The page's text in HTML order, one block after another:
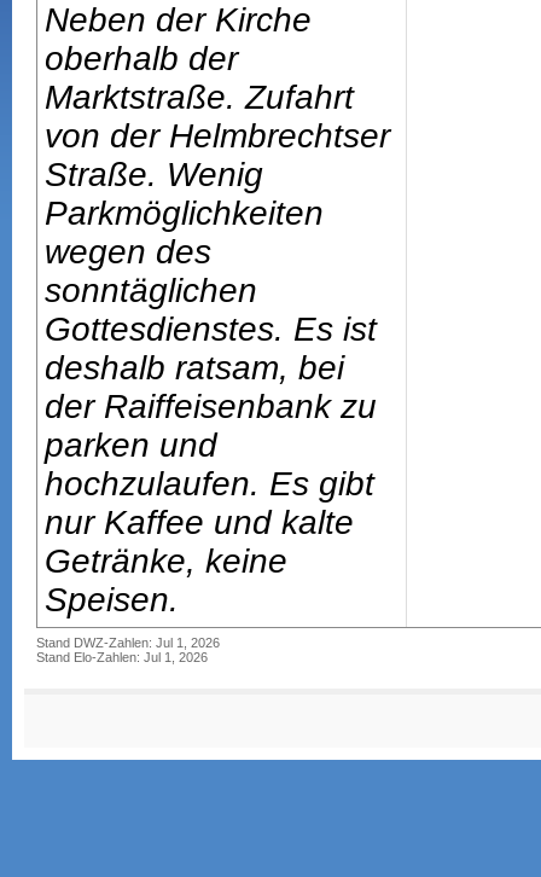
Neben der Kirche
oberhalb der
Marktstraße. Zufahrt
von der Helmbrechtser
Straße. Wenig
Parkmöglichkeiten
wegen des
sonntäglichen
Gottesdienstes. Es ist
deshalb ratsam, bei
der Raiffeisenbank zu
parken und
hochzulaufen. Es gibt
nur Kaffee und kalte
Getränke, keine
Speisen.
Stand DWZ-Zahlen: Jul 1, 2026
Stand Elo-Zahlen: Jul 1, 2026